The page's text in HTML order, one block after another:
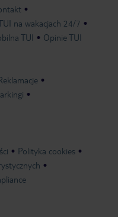
na wakacjach 24/7
TUI Opinie TUI
Polityka cookies